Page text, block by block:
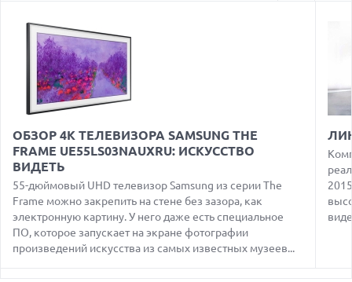
ДЕФИЦИТ ПАМЯТИ DRAM УГРОЖАЕТ СРОКАМ ВЫХОДА
IPHONE 18 PRO
07.08.2026
HUAWEI ПРЕДСТАВИЛА УЛЬТРАЛЕГКИЙ НОУТБУК
MATEBOOK PRO S С OLED-ЭКРАНОМ
07.08.2026
ДАННЫХ МИЛЛИОНОВ ПОЛЬЗОВАТЕЛЕЙ
07.08.2026
ЭЛЕКТРИЧЕСКИЙ ПИКАП FORD FATHOM ВРЯД ЛИ
ПОВТОРИТ УСПЕХ ЛЕГЕНДАРНЫХ МОДЕЛЕЙ КОМПАНИИ
07.08.2026
OPENAI УБРАЛА ОГРАНИЧЕНИЯ НА ТЕКСТОВЫЕ ЧАТЫ ДЛЯ
ВСЕХ ПОЛЬЗОВАТЕЛЕЙ CHATGPT
ОБЗОР 4К ТЕЛЕВИЗОРА SAMSUNG THE
FRAME UE55LS03NAUXRU: ИСКУССТВО
ВИДЕТЬ
55-дюймовый UHD телевизор Samsung из серии The
Frame можно закрепить на стене без зазора, как
электронную картину. У него даже есть специальное
ПО, которое запускает на экране фотографии
произведений искусства из самых известных музеев...